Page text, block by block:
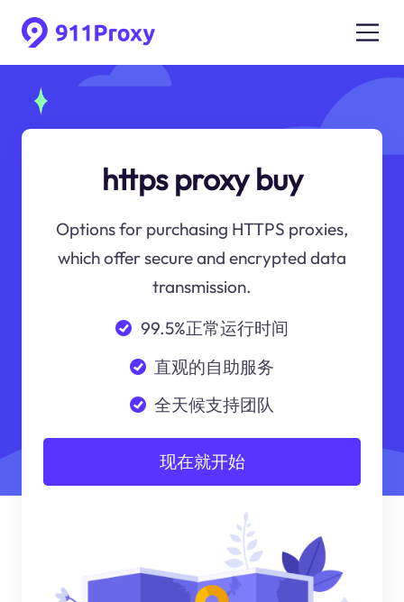
https proxy buy
Options for purchasing HTTPS proxies,
which offer secure and encrypted data
transmission.
99.5%正常运行时间
直观的自助服务
全天候支持团队
现在就开始